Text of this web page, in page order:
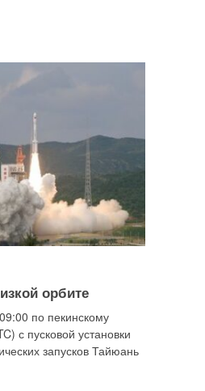
орбите
по пекинскому
с пусковой установки
запусков Тайюань